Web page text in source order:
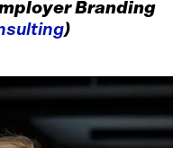
Branding
)